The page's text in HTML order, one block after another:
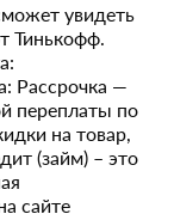
увидеть
Тинькофф.
Рассрочка —
переплаты по
на товар,
(займ) – это
сайте